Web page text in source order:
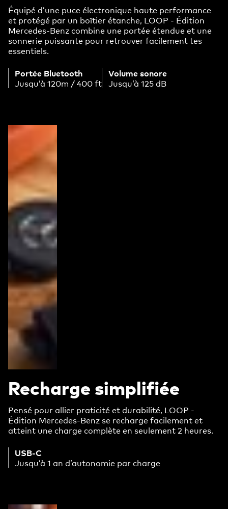
Équipé d’une puce électronique haute performance
et protégé par un boîtier étanche, LOOP - Édition
Mercedes-Benz combine une portée étendue et une
sonnerie puissante pour retrouver facilement tes
essentiels.
Portée Bluetooth
Jusqu’à 120m / 400 ft
Volume sonore
Jusqu’à 125 dB
Recharge simplifiée
Pensé pour allier praticité et durabilité, LOOP -
Édition Mercedes-Benz se recharge facilement et
atteint une charge complète en seulement 2 heures.
USB-C
Jusqu’à 1 an d’autonomie par charge